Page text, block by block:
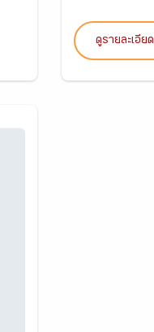
ดูรายละเอียด